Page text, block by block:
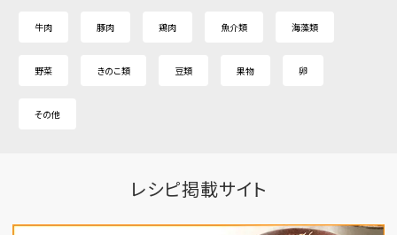
牛肉 豚肉 鶏肉 魚介類 海藻類
野菜 きのこ類 豆類 果物 卵
その他
レシピ掲載サイト